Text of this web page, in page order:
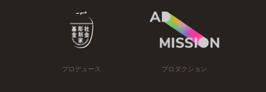
プロデュース プロダクション